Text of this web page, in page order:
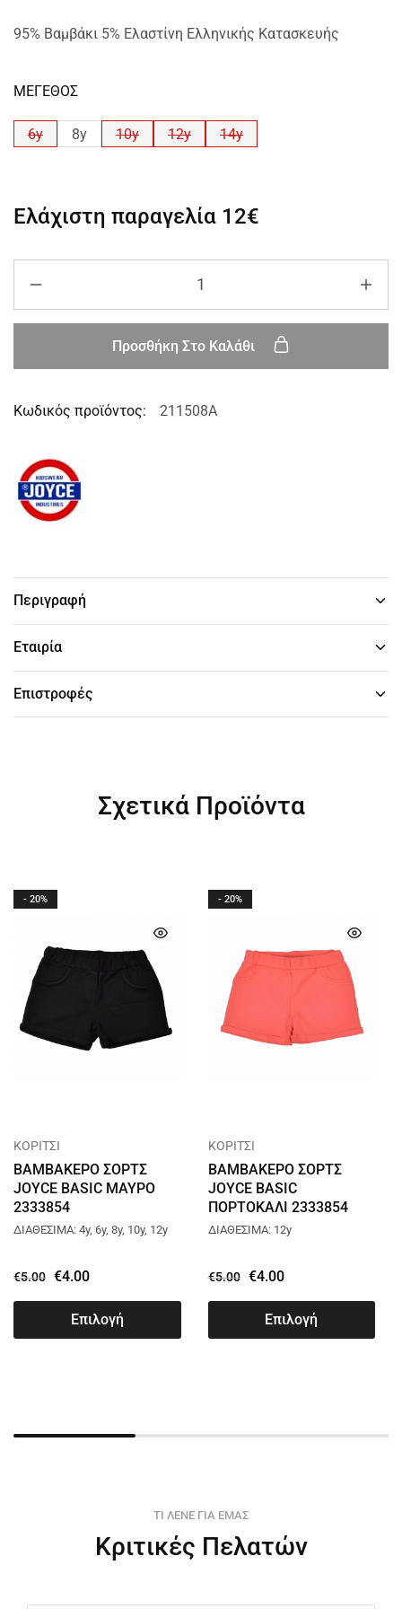
95% Βαμβάκι 5% Ελαστίνη Ελληνικής Κατασκευής
ΜΕΓΕΘΟΣ
6y 8y 10y 12y 14y
Ελάχιστη παραγελία 12€
Προσθήκη Στο Καλάθι
Κωδικός προϊόντος: 211508A
Περιγραφή
Εταιρία
Επιστροφές
Σχετικά Προϊόντα
- 20%
ΚΟΡΙΤΣΙ
ΒΑΜΒΑΚΕΡΟ ΣΟΡΤΣ
JOYCE BASIC ΜΑΥΡΟ
2333854
ΔΙΑΘΕΣΙΜΑ: 4y, 6y, 8y, 10y, 12y
€5.00 €4.00
Επιλογή
- 20%
ΚΟΡΙΤΣΙ
ΒΑΜΒΑΚΕΡΟ ΣΟΡΤΣ
JOYCE BASIC
ΠΟΡΤΟΚΑΛΙ 2333854
ΔΙΑΘΕΣΙΜΑ: 12y
€5.00 €4.00
Επιλογή
ΤΙ ΛΕΝΕ ΓΙΑ ΕΜΑΣ
Κριτικές Πελατών